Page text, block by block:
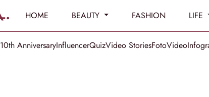
HOME BEAUTY FASHION LIFE
10th AnniversaryInfluencerQuizVideo StoriesFotoVideo